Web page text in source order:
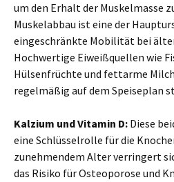
um den Erhalt der Muskelmasse
Muskelabbau ist eine der
eingeschränkte Mobilität bei
Hochwertige Eiweißquellen wie
Hülsenfrüchte und fettarme
regelmäßig auf dem Speiseplan
Kalzium und Vitamin D: Diese
eine Schlüsselrolle für die
zunehmendem Alter verringert
das Risiko für Osteoporose und